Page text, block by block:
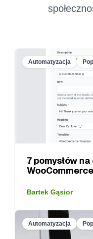
Automatyzacja
7 pomysłów
Bartek Gąsior
Automatyzacja